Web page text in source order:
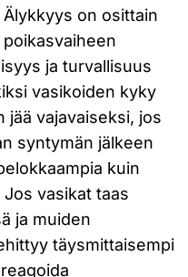
on osittain
ja turvallisuus
vasikoiden kyky
jää vajavaiseksi, jos
syntymän jälkeen
kuin
vasikat taas
ja muiden
täysmittaisempi